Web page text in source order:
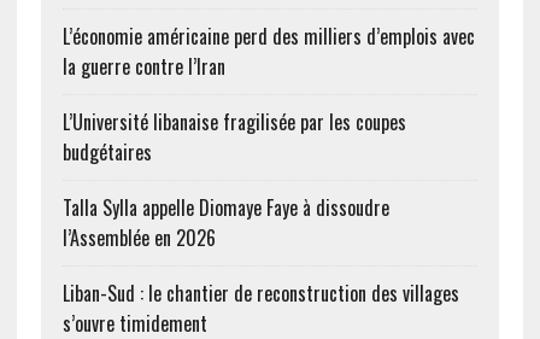
L’économie américaine perd des milliers d’emplois avec
la guerre contre l’Iran
L’Université libanaise fragilisée par les coupes
budgétaires
Talla Sylla appelle Diomaye Faye à dissoudre
l’Assemblée en 2026
Liban-Sud : le chantier de reconstruction des villages
s’ouvre timidement